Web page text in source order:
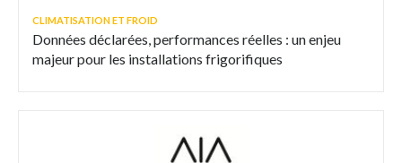
CLIMATISATION ET FROID
Données déclarées, performances réelles : un enjeu
majeur pour les installations frigorifiques